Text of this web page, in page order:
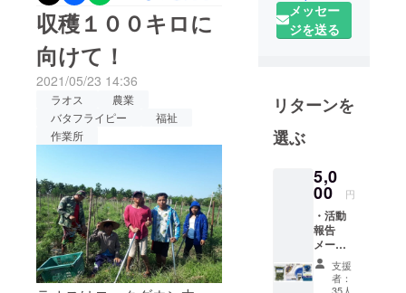
り、気温も上がってきまし
たね。ご支援のリターンに
チョコレートが含まれてい
ますので早めの配送を実施
することにいたしました。
お花、チョコ、お酒、ラオ
スの布製品、ポストカー
ド など楽しみにしていて
くださいね。
収穫１００キロに
向けて！
2021/05/23 14:36
ラオス
農業
バタフライピー
福祉
作業所
Happiness(S
WH)と滋賀
「We Love
Laosチー
ム」です。
ラオスとい
う国のまじ
めさと素朴
さ。さらに
無農薬・無
化学肥料農
業の可能
メッセー
ジを送る
リターンを
選ぶ
5,0
00 円
・活動
報告
メール
・ソン
パオか
ら絵葉
支援
者：
35人